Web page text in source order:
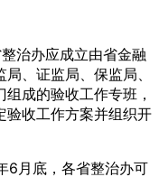
治办应成立由省金融
、证监局、保监局、
成的验收工作专班，
验收工作方案并组织开
6月底，各省整治办可